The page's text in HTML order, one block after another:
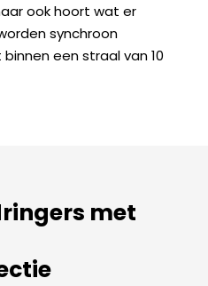
ook hoort wat er
synchroon
een straal van 10
met